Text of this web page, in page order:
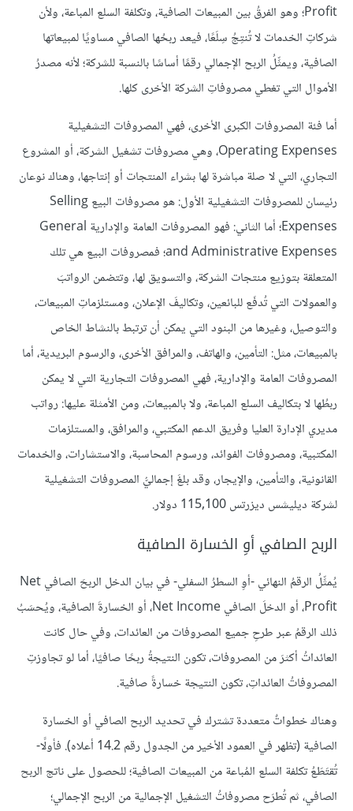
Profit؛ وهو الفرقُ بين المبيعات الصافية، وتكلفة السلع المباعة، ولأن
شركاتِ الخدمات لا تُنتِجُ سِلَعًا، فيعد ربحُها الصافي مساويًا لمبيعاتها
الصافية، ويمثِّلُ الربح الإجمالي رقمًا أساسًا بالنسبة للشركة؛ لأنه مصدرُ
الأموال التي تغطي مصروفاتِ الشركة الأخرى كلها.
أما فئة المصروفات الكبرى الأخرى، فهي المصروفات التشغيلية
Operating Expenses، وهي مصروفات تشغيل الشركة، أو المشروع
التجاري، التي لا صلة مباشرة لها بشراء المنتجات أو إنتاجها، وهناك نوعان
رئيسان للمصروفات التشغيلية الأول: هو مصروفات البيع Selling
Expenses؛ أما الثاني: فهو المصروفات العامة والإدارية General
and Administrative Expenses؛ فمصروفات البيع هي تلك
المتعلقة بتوزيع منتجات الشركة، والتسويق لها، وتتضمن الرواتبَ
والعمولات التي تُدفَع للبائعين، وتكاليفَ الإعلان، ومستلزماتِ المبيعات،
والتوصيل، وغيرها من البنود التي يمكن أن ترتبط بالنشاط الخاص
بالمبيعات، مثل: التأمين، والهاتف، والمرافق الأخرى، والرسوم البريدية، أما
المصروفات العامة والإدارية، فهي المصروفات التجارية التي لا يمكن
ربطُها لا بتكاليف السلع المباعة، ولا بالمبيعات، ومن الأمثلة عليها: رواتب
مديري الإدارة العليا وفريق الدعم المكتبي، والمرافق، والمستلزمات
المكتبية، ومصروفات الفوائد، ورسوم المحاسبة، والاستشارات، والخدمات
القانونية، والتأمين، والإيجار، وقد بلغَ إجماليُّ المصروفات التشغيلية
لشركة ديليشس ديزرتس 115,100 دولار.
الربح الصافي أوِ الخسارة الصافية
يُمثِّلُ الرقمُ النهائي -أوِ السطرُ السفلي- في بيان الدخل الربحَ الصافي Net
Profit، أو الدخلَ الصافي Net Income، أو الخسارةَ الصافية، ويُحسَبُ
ذلك الرقمُ عبر طرحِ جميع المصروفات من العائدات، وفي حال كانت
العائداتُ أكثرَ من المصروفات، تكون النتيجةُ ربحًا صافيًا، أما لو تجاوزتِ
المصروفاتُ العائداتِ، تكون النتيجة خسارةً صافية.
وهناك خطواتٌ متعددة تشترك في تحديد الربح الصافي أو الخسارة
الصافية (تظهر في العمود الأخير من الجدول رقم 14.2 أعلاه). فأولًا-
تُقتَطَعُ تكلفة السلع المُباعة من المبيعات الصافية؛ للحصول على ناتج الربح
الصافي، ثم تُطرَح مصروفاتُ التشغيل الإجمالية من الربح الإجمالي؛